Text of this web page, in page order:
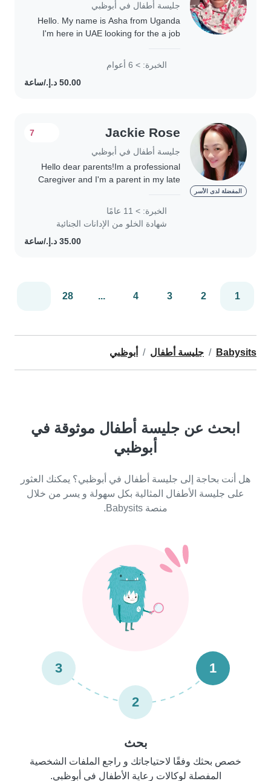
جليسة أطفال في أبوظبي
Hello. My name is Asha from Uganda
I'm here in UAE looking for the a job
ironing washing cooking Arabic..
الخبرة: > 6 أعوام
المفضلة لدى الأسر
Jackie Rose
جليسة أطفال في أبوظبي
7
Hello dear parents!Im a professional
Caregiver and I'm a parent in my late
comfortable with a wide range of..
الخبرة: > 11 عامًا
شهادة الخلو من الإدانات الجنائية
1
2
3
4
...
28
Babysits جليسة أطفال أبوظبي
ابحث عن جليسة أطفال موثوقة في
أبوظبي
هل أنت بحاجة إلى جليسة أطفال في أبوظبي؟ يمكنك العثور
على جليسة الأطفال المثالية بكل سهولة و يسر من خلال
منصة Babysits.
1
2
3
بحث
خصص بحثك وفقًا لاحتياجاتك و راجع الملفات الشخصية
المفصلة لوكالات رعاية الأطفال في أبوظبي.